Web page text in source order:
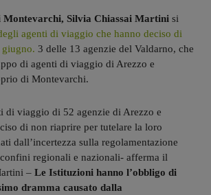
Montevarchi, Silvia Chiassai Martini si
agenti di viaggio che hanno deciso di
3 delle 13 agenzie del Valdarno, che
di agenti di viaggio di Arezzo e
di Montevarchi.
di viaggio di 52 agenzie di Arezzo e
di non riaprire per tutelare la loro
dall’incertezza sulla regolamentazione
regionali e nazionali- afferma il
– Le Istituzioni hanno l’obbligo di
dramma causato dalla